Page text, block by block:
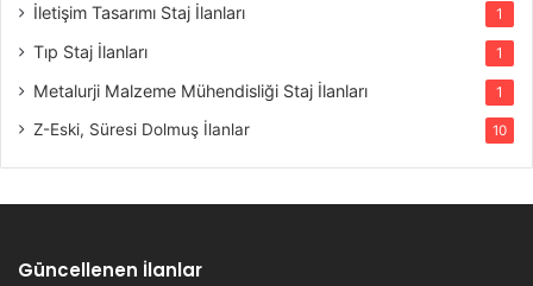
İletişim Tasarımı Staj İlanları 1
Tıp Staj İlanları 1
Metalurji Malzeme Mühendisliği Staj İlanları 1
Z-Eski, Süresi Dolmuş İlanlar 10
Güncellenen İlanlar